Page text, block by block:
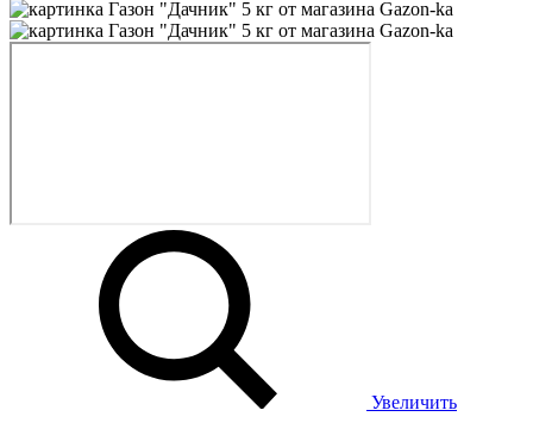
Увеличить